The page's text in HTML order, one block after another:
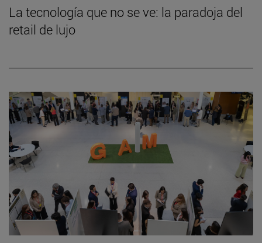
La tecnología que no se ve: la paradoja del
retail de lujo